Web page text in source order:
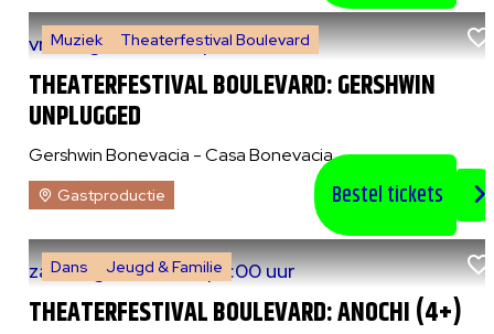
THEATERFESTIVAL BOULEVARD: GERSHWIN
UNPLUGGED
Muziek Theaterfestival Boulevard
vr 7 augustus 2026|20:30 uur
Gershwin Bonevacia - Casa Bonevacia
Gastproductie Bestel tickets
THEATERFESTIVAL BOULEVARD: ANOCHI (4+)
Dans Jeugd & Familie
za 8 augustus 2026|13:00 uur